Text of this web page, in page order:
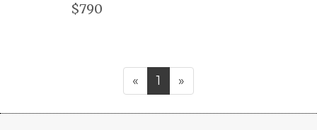
$790
« 1 »